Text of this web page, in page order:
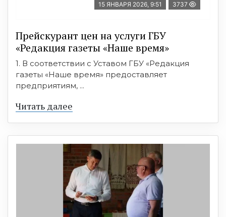
15 ЯНВАРЯ 2026, 9:51 3737
Прейскурант цен на услуги ГБУ
«Редакция газеты «Наше время»
1. В соответствии с Уставом ГБУ «Редакция
газеты «Наше время» предоставляет
предприятиям, ...
Читать далее